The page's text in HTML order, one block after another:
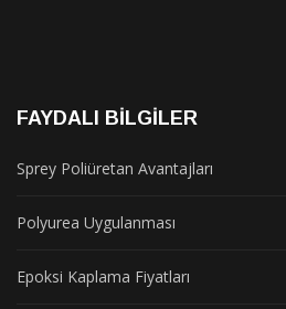
FAYDALI BILGILER
Sprey Poliüretan Avantajları
Polyurea Uygulanması
Epoksi Kaplama Fiyatları